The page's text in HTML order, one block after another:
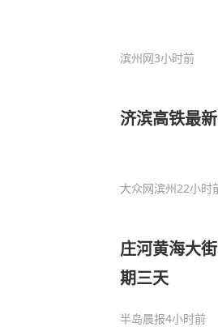
滨州网3小时前
济滨高铁最
大众网滨州22小时
庄河黄海大
期三天
半岛晨报4小时前